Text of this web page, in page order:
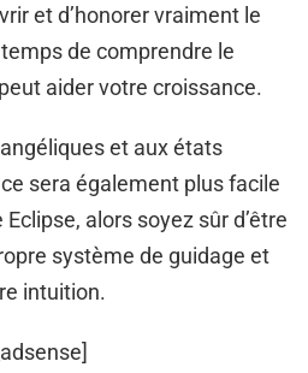
et d’honorer vraiment le
de comprendre le
aider votre croissance.
et aux états
sera également plus facile
alors soyez sûr d’être
système de guidage et
intuition.